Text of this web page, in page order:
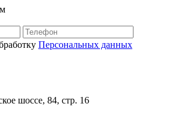
Персональных данных
шоссе, 84, стр. 16